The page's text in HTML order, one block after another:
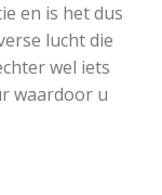
en is het dus
lucht die
wel iets
waardoor u